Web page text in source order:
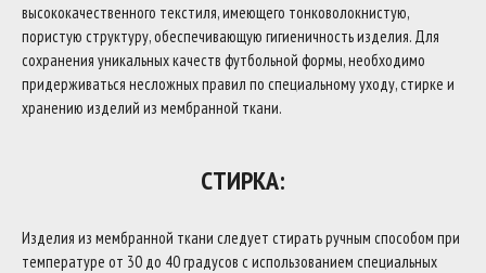
высококачественного текстиля, имеющего тонковолокнистую,
пористую структуру, обеспечивающую гигиеничность изделия. Для
сохранения уникальных качеств футбольной формы, необходимо
придерживаться несложных правил по специальному уходу, стирке и
хранению изделий из мембранной ткани.
СТИРКА:
Изделия из мембранной ткани следует стирать ручным способом при
температуре от 30 до 40 градусов с использованием специальных